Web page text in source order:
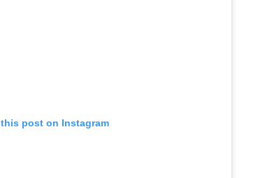
post on Instagram